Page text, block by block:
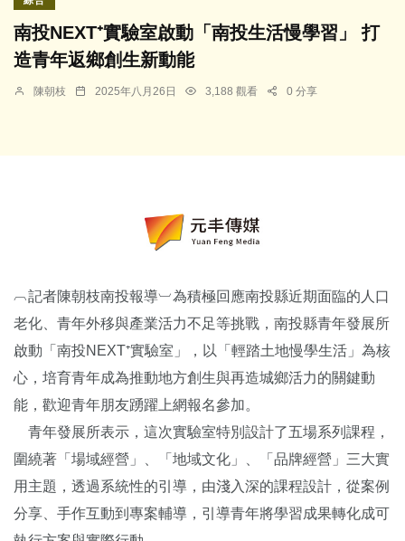
南投NEXT⁺實驗室啟動「南投生活慢學習」 打
造青年返鄉創生新動能
陳朝枝 2025年八月26日 3,188 觀看 0 分享
︹記者陳朝枝南投報導︺為積極回應南投縣近期面臨的人口
老化、青年外移與產業活力不足等挑戰，南投縣青年發展所
啟動「南投NEXT⁺實驗室」，以「輕踏土地慢學生活」為核
心，培育青年成為推動地方創生與再造城鄉活力的關鍵動
能，歡迎青年朋友踴躍上網報名參加。
青年發展所表示，這次實驗室特別設計了五場系列課程，
圍繞著「場域經營」、「地域文化」、「品牌經營」三大實
用主題，透過系統性的引導，由淺入深的課程設計，從案例
分享、手作互動到專案輔導，引導青年將學習成果轉化成可